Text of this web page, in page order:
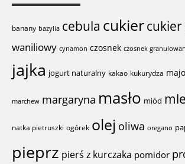
banany bazylia cebula cukier
waniliowy cynamon czosnek czosnek
jajka jogurt naturalny kakao kukurydza
marchew margaryna masło miód
natka pietruszki ogórek olej oliwa oregano
pieprz pierś z kurczaka pomidor